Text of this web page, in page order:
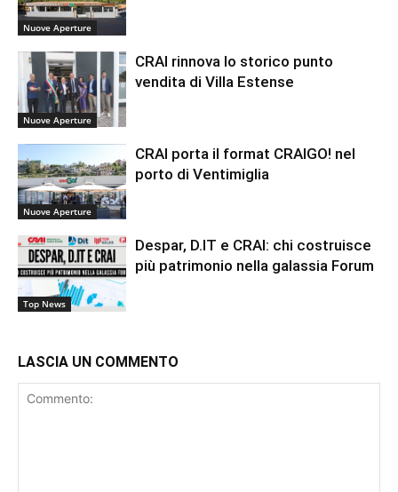
Nuove Aperture
Nuove Aperture
CRAI rinnova lo storico punto
vendita di Villa Estense
Nuove Aperture
CRAI porta il format CRAIGO! nel
porto di Ventimiglia
Top News
Despar, D.IT e CRAI: chi costruisce
più patrimonio nella galassia Forum
LASCIA UN COMMENTO